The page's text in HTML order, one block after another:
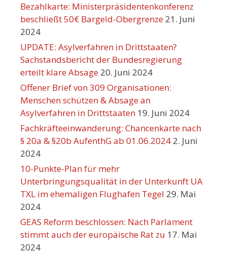
Bezahlkarte: Ministerpräsidentenkonferenz
beschließt 50€ Bargeld-Obergrenze 21. Juni
2024
UPDATE: Asylverfahren in Drittstaaten?
Sachstandsbericht der Bundesregierung
erteilt klare Absage 20. Juni 2024
Offener Brief von 309 Organisationen:
Menschen schützen & Absage an
Asylverfahren in Drittstaaten 19. Juni 2024
Fachkräfteeinwanderung: Chancenkarte nach
§ 20a & §20b AufenthG ab 01.06.2024 2. Juni
2024
10-Punkte-Plan für mehr
Unterbringungsqualität in der Unterkunft UA
TXL im ehemaligen Flughafen Tegel 29. Mai
2024
GEAS Reform beschlossen: Nach Parlament
stimmt auch der europäische Rat zu 17. Mai
2024